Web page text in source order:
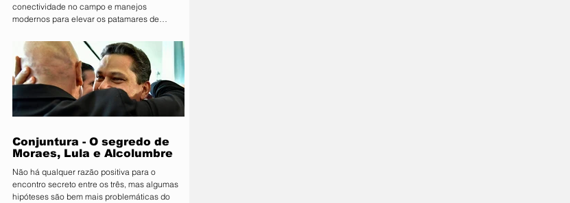
conectividade no campo e manejos
modernos para elevar os patamares de
Primavera do Leste deu o pontapé inicial para
uma das maiores vitrines tecnológicas do
Centro-Oeste. A organização lançou
oficialmente a 11ª edição da Farm Show MT.
Consolidada como um ambiente de negócios
que movimenta quantias milionárias, a feira
traz como principal bandeira o lema
Conjuntura - O segredo de
Moraes, Lula e Alcolumbre
Não há qualquer razão positiva para o
encontro secreto entre os três, mas algumas
hipóteses são bem mais problemáticas do